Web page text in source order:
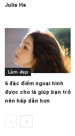
Julia Ha
Làm đẹp
6 đặc điểm ngoại hình
được cho là giúp bạn trở
nên hấp dẫn hơn